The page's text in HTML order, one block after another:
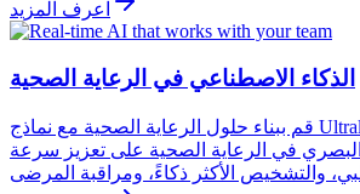
اعرف المزيد
الذكاء الاصطناعي في الرعاية الصحية
قم ببناء حلول الرعاية الصحية مع نماذج Ultralytics YOLO. يعمل
البصري في الرعاية الصحية على تعزيز سرعة